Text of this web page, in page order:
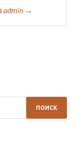
admin →